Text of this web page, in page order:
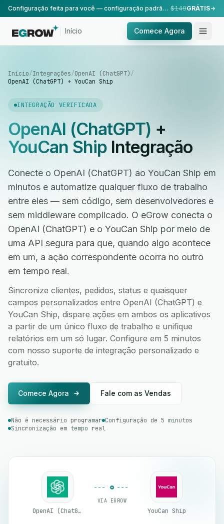
Configuração feita para você — configuração padrão, realizada pela nossa equipe. $149GRÁTIS
Início Comece Agora
Início/Integrações/OpenAI (ChatGPT)/
OpenAI (ChatGPT) + YouCan Ship
INTEGRAÇÃO VERIFICADA
OpenAI (ChatGPT) +
YouCan ShipIntegração
Conecte o OpenAI (ChatGPT) ao YouCan Ship em
minutos e automatize qualquer fluxo de trabalho
entre eles — sem código, sem desenvolvedores e
sem middleware complicado. O eGrow conecta o
OpenAI (ChatGPT) e o YouCan Ship por meio de
uma API segura para que, quando algo acontece
em um, a ação correspondente ocorra no outro
em tempo real.
Sincronize clientes, pedidos, status e quaisquer
campos personalizados entre OpenAI (ChatGPT) e
YouCan Ship, dispare ações em ambos os aplicativos
a partir de um único fluxo de trabalho e unifique
relatórios em um só lugar. Configure em 5 minutos
com nosso suporte de integração personalizado e
gratuito.
Comece Agora Fale com as Vendas
Não é necessário programar Configuração de 5 minutos
Sincronização em tempo real
OpenAI (ChatGPT)
VIA EGROW
YouCan Ship